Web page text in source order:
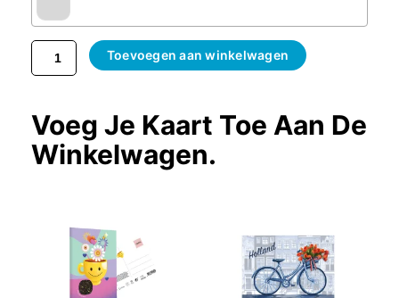
Toevoegen aan winkelwagen
Voeg Je Kaart Toe Aan De
Winkelwagen.